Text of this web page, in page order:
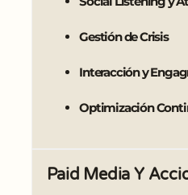
Gestión de Crisis
Interacción y
Optimización
Paid Media Y